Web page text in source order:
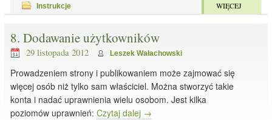
Instrukcje WIĘCEJ
8. Dodawanie użytkowników
29 listopada 2012 Leszek Wałachowski
Prowadzeniem strony i publikowaniem może zajmować się
więcej osób niż tylko sam właściciel. Można stworzyć takie
konta i nadać uprawnienia wielu osobom. Jest kilka
poziomów uprawnień:Czytaj dalej →